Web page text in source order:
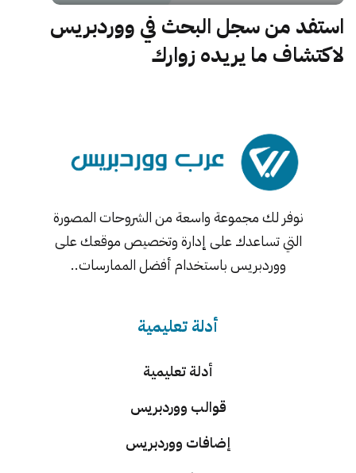
استفد من سجل البحث في ووردبريس
لاكتشاف ما يريده زوارك
نوفر لك مجموعة واسعة من الشروحات المصورة
التي تساعدك على إدارة وتخصيص موقعك على
ووردبريس باستخدام أفضل الممارسات..
أدلة تعليمية
أدلة تعليمية
قوالب ووردبريس
إضافات ووردبريس